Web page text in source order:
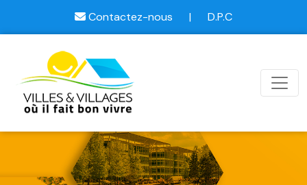
Contactez-nous | D.P.C